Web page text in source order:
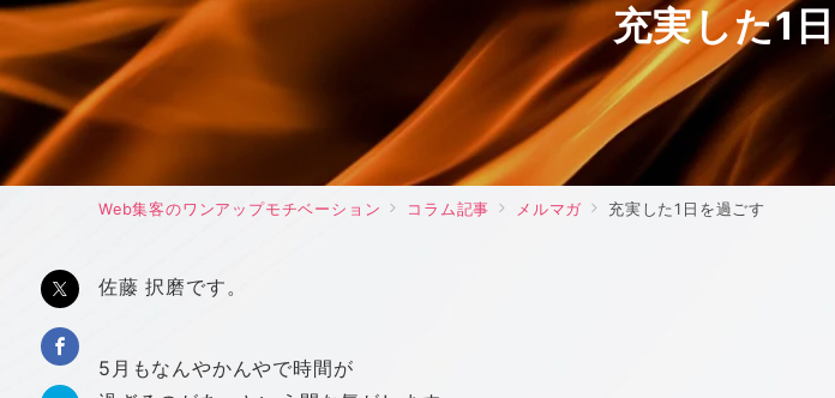
充実した1
Web集客のワンアップモチベーション コラム記事 メルマガ 充実した1日を過ごす
佐藤 択磨です。
5月もなんやかんやで時間が